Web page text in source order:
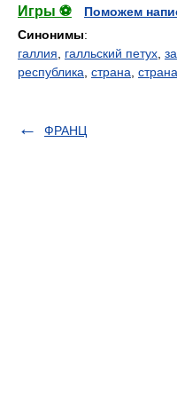
Игры ⚽
Поможем
Синонимы:
галлия, галльский петух,
республика, страна,
ФРАНЦ